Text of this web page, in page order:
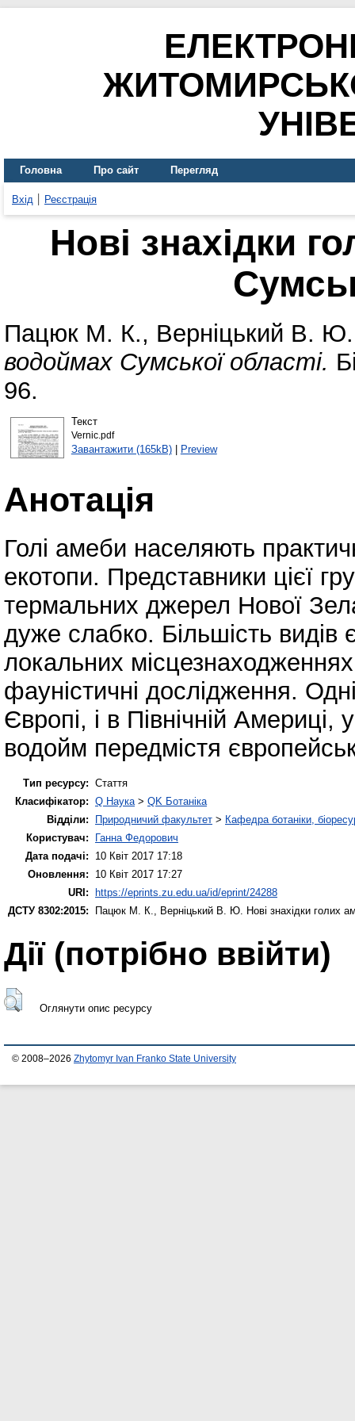
Головна Про сайт Перегляд
Вхід Реєстрація
Нові знахідки
Пацюк М. К., Верніцький В. Ю.
водоймах Сумської області.
96.
Текст
Vernic.pdf
Завантажити (165kB)| Preview
Анотація
Голі амеби населяють
екотопи. Представники цієї
термальних джерел Нової
дуже слабко. Більшість видів
локальних
фауністичні дослідження.
Європі, і в Північній
водойм передмістя
Тип ресурсу: Стаття
Класифікатор: Q Наука > QK Ботаніка
Відділи:
Природничий факультет > Кафедра ботаніки,
Користувач:
Ганна Федорович
Дата подачі:
10 Квіт 2017 17:18
Оновлення:
10 Квіт 2017 17:27
URI: https://eprints.zu.edu.ua/id/eprint/24288
ДСТУ 8302:2015:
Пацюк М. К. Верніцький В. Ю. Нові знахідки голих
Дії ​​(потрібно ввійти)
Оглянути опис ресурсу
© 2008–2026 Zhytomyr Ivan Franko State University